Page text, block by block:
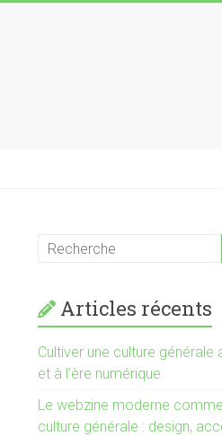
Articles récents
Cultiver une culture générale
et à l’ère numérique
Le webzine moderne
culture générale : design,